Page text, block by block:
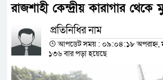
রাজশাহী কেন্দ্রীয় কারাগার থেকে
প্রতিনিধির নাম
আপডেট সময় : ০৯:০৪:১৮ অপরাহ্ন,
১৩৬ বার পড়া হয়েছে